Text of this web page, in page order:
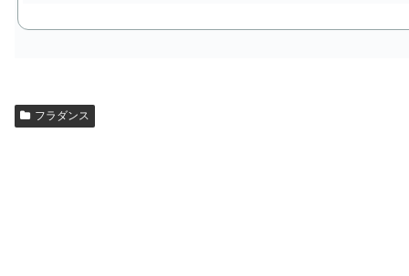
フラダンス